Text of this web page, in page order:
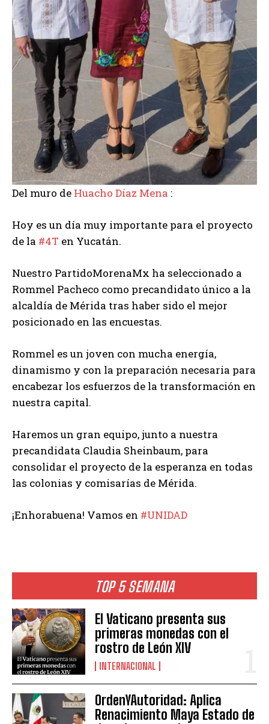
TOP 5 SEMANA
El Vaticano presenta sus
primeras monedas con el
rostro de León XIV
INTERNACIONAL
OrdenYAutoridad: Aplica
Renacimiento Maya Estado de
Del muro de Huacho Díaz Mena :
Hoy es un día muy importante para el proyecto
de la #4T en Yucatán.
Nuestro PartidoMorenaMx ha seleccionado a
Rommel Pacheco como precandidato único a la
alcaldía de Mérida tras haber sido el mejor
posicionado en las encuestas.
Rommel es un joven con mucha energía,
dinamismo y con la preparación necesaria para
encabezar los esfuerzos de la transformación en
nuestra capital.
Haremos un gran equipo, junto a nuestra
precandidata Claudia Sheinbaum, para
consolidar el proyecto de la esperanza en todas
las colonias y comisarías de Mérida.
¡Enhorabuena! Vamos en #UNIDAD